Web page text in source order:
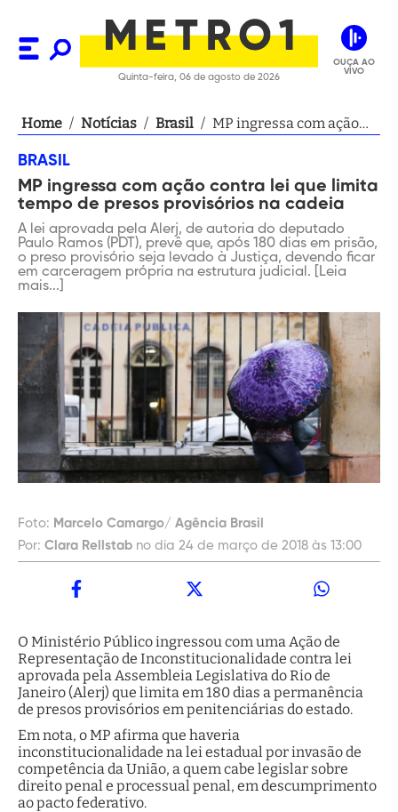
Quinta-feira, 06 de agosto de 2026
OUÇA AO
VIVO
Home / Notícias / Brasil / MP ingressa com ação
provisórios na cadeia
BRASIL
MP ingressa com ação contra lei que limita
tempo de presos provisórios na cadeia
A lei aprovada pela Alerj, de autoria do deputado
Paulo Ramos (PDT), prevê que, após 180 dias em prisão,
o preso provisório seja levado à Justiça, devendo ficar
em carceragem própria na estrutura judicial. [Leia
mais...]
Foto: Marcelo Camargo/ Agência Brasil
Por: Clara Rellstab no dia 24 de março de 2018 às 13:00
O Ministério Público ingressou com uma Ação de
Representação de Inconstitucionalidade contra lei
aprovada pela Assembleia Legislativa do Rio de
Janeiro (Alerj) que limita em 180 dias a permanência
de presos provisórios em penitenciárias do estado.
Em nota, o MP afirma que haveria
inconstitucionalidade na lei estadual por invasão de
competência da União, a quem cabe legislar sobre
direito penal e processual penal, em descumprimento
ao pacto federativo.